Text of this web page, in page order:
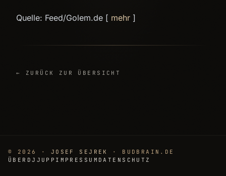
Quelle: Feed/Golem.de [ mehr ]
← ZURÜCK ZUR ÜBERSICHT
© 2026 · JOSEF SEJREK
· BUDBRAIN.DE
ÜBER DJJUPP IMPRESSUM DATENSCHUTZ